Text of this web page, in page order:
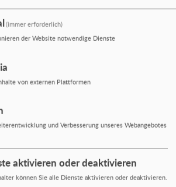
nur miteinander. Vertrauen,
Strang, uns gegenseitig zu
unser vorrangiges Ziel. Das
eigenen und fremder
Gemeinschaft
(immer erforderlich)
der Website notwendige Dienste
von externen Plattformen
und Verbesserung unseres Webangebotes
aktivieren oder deaktivieren
können Sie alle Dienste aktivieren oder deaktivieren.